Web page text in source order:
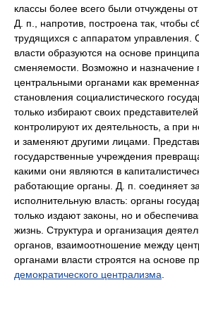
классы более всего были отчуждены
Д. п., напротив, построена так, чтобы
трудящихся с аппаратом управления.
власти образуются на основе
сменяемости. Возможно и назначение
центральными органами как
становления социалистического
только избирают своих
контролируют их деятельность, а при
и заменяют другими лицами.
государственные учреждения
какими они являются в
работающие органы. Д. п. соединяет
исполнительную власть: органы
только издают законы, но и
жизнь. Структура и организация
органов, взаимоотношение между
органами власти строятся на основе
демократического централизма